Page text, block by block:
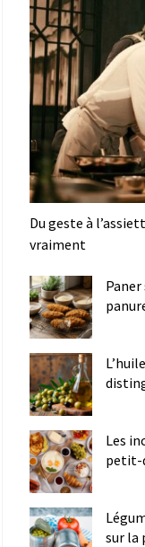
Du geste à
vraiment
Les
petit-
sur la